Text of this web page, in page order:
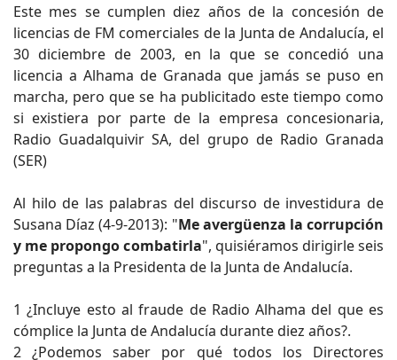
Este mes se cumplen diez años de la concesión de
licencias de FM comerciales de la Junta de Andalucía, el
30 diciembre de 2003, en la que se concedió una
licencia a Alhama de Granada que jamás se puso en
marcha, pero que se ha publicitado este tiempo como
si existiera por parte de la empresa concesionaria,
Radio Guadalquivir SA, del grupo de Radio Granada
(SER)
Al hilo de las palabras del discurso de investidura de
Susana Díaz (4-9-2013): "Me avergüenza la corrupción
y me propongo combatirla", quisiéramos dirigirle seis
preguntas a la Presidenta de la Junta de Andalucía.
1 ¿Incluye esto al fraude de Radio Alhama del que es
cómplice la Junta de Andalucía durante diez años?.
2 ¿Podemos saber por qué todos los Directores